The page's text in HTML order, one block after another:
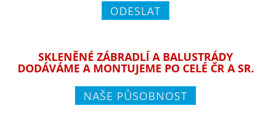
ODESLAT
SKLENĚNÉ ZÁBRADLÍ A BALUSTRÁDY
DODÁVÁME A MONTUJEME PO CELÉ ČR A SR.
NAŠE PŮSOBNOST